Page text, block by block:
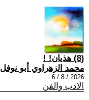
(8) هذيان! !
محمد الزهراوي أبو نوفل
2026 / 8 / 6
الادب والفن